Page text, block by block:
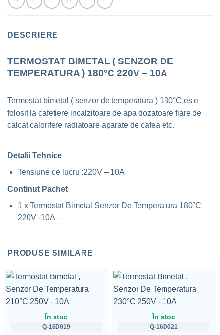
DESCRIERE
TERMOSTAT BIMETAL ( SENZOR DE
TEMPERATURA ) 180°C 220V – 10A
Termostat bimetal ( senzor de temperatura ) 180°C este
folosit la cafetiere incalzitoare de apa dozatoare fiare de
calcat calorifere radiatoare aparate de cafea etc.
Detalii Tehnice
Tensiune de lucru :220V – 10A
Continut Pachet
1 x Termostat Bimetal Senzor De Temperatura 180°C
220V -10A –
PRODUSE SIMILARE
În stoc
Q-16D019
În stoc
Q-16D021